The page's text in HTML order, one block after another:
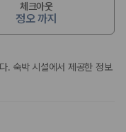
체크아웃
정오 까지
. 숙박 시설에서 제공한 정보